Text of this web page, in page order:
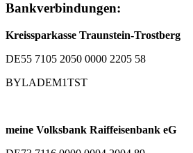
Bankverbindungen:
Kreissparkasse Traunstein-Trostberg
DE55 7105 2050 0000 2205 58
BYLADEM1TST
meine Volksbank Raiffeisenbank eG